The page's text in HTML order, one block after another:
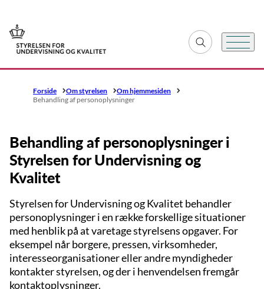
Gå til forsiden Fold søgefelt ud
Menu
Forside Om styrelsen
Om hjemmesiden
Behandling af personoplysninger
Behandling af personoplysninger i
Styrelsen for Undervisning og
Kvalitet
Styrelsen for Undervisning og Kvalitet behandler
personoplysninger i en række forskellige situationer
med henblik på at varetage styrelsens opgaver. For
eksempel når borgere, pressen, virksomheder,
interesseorganisationer eller andre myndigheder
kontakter styrelsen, og der i henvendelsen fremgår
kontaktoplysninger.